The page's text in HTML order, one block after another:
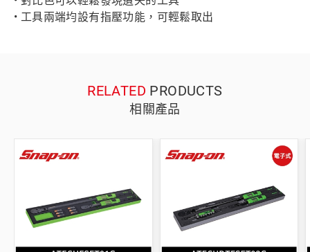
• 工具兩端均設有指壓功能，可輕鬆取出
RELATED PRODUCTS
相關產品